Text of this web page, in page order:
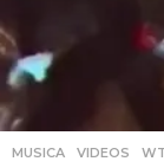
MUSICA ,VIDEOS ,